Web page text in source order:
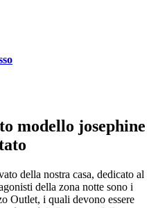
modello josephine
della nostra casa, dedicato al
della zona notte sono i
Outlet, i quali devono essere